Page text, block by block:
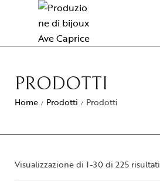
PRODOTTI
Home / Prodotti / Prodotti
Visualizzazione di 1-30 di 225 risultati